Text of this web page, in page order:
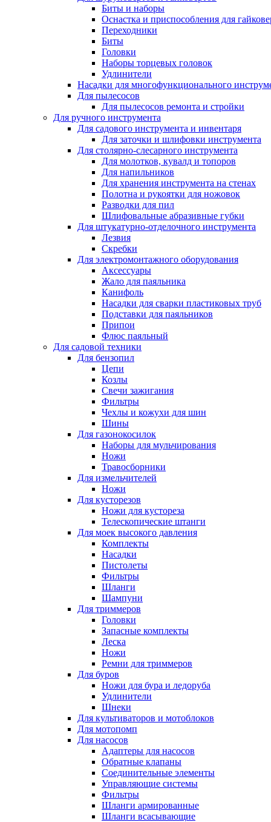
Биты и наборы
Оснастка и приспособления для
Переходники
Биты
Головки
Наборы торцевых головок
Удлинители
Насадки для многофункционального
Для пылесосов
Для пылесосов ремонта и стройки
Для ручного инструмента
Для садового инструмента и инвентаря
Для заточки и шлифовки инструмента
Для столярно-слесарного инструмента
Для молотков, кувалд и топоров
Для напильников
Для хранения инструмента на стенах
Полотна и рукоятки для ножовок
Разводки для пил
Шлифовальные абразивные губки
Для штукатурно-отделочного инструмента
Лезвия
Скребки
Для электромонтажного оборудования
Аксессуары
Жало для паяльника
Канифоль
Насадки для сварки пластиковых труб
Подставки для паяльников
Припои
Флюс паяльный
Для садовой техники
Для бензопил
Цепи
Козлы
Свечи зажигания
Фильтры
Чехлы и кожухи для шин
Шины
Для газонокосилок
Наборы для мульчирования
Ножи
Травосборники
Для измельчителей
Ножи
Для кусторезов
Ножи для кустореза
Телескопические штанги
Для моек высокого давления
Комплекты
Насадки
Пистолеты
Фильтры
Шланги
Шампуни
Для триммеров
Головки
Запасные комплекты
Леска
Ножи
Ремни для триммеров
Для буров
Ножи для бура и ледоруба
Удлинители
Шнеки
Для культиваторов и мотоблоков
Для мотопомп
Для насосов
Адаптеры для насосов
Обратные клапаны
Соединительные элементы
Управляющие системы
Фильтры
Шланги армированные
Шланги всасывающие